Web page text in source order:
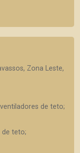
Zona Leste,
de teto;
de teto;